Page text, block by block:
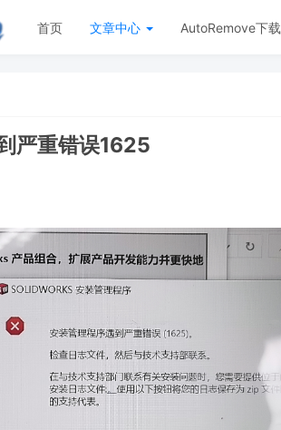
首页 文章中心 AutoRemove下载
严重错误1625